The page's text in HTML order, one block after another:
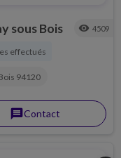
sous Bois visibility 4509
effectués
94120
messageContact